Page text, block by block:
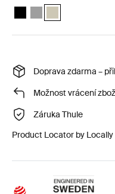
Balíček opěrka nohou
Balíček opěrka nohou
Balíček opěrka
Doprava zdarma –
Možnost vrácení
Záruka Thule
Product Locator by Locally